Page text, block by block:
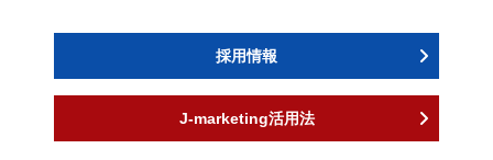
採用情報
J-marketing活用法